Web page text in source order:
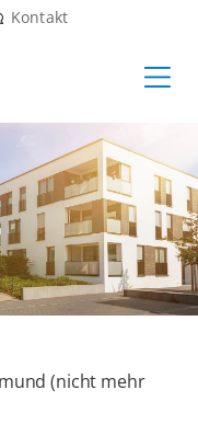
Kontakt
(nicht mehr